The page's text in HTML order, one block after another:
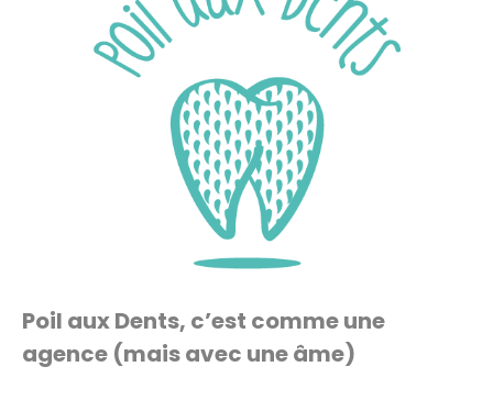
Poil aux Dents, c’est comme une
agence (mais avec une âme)